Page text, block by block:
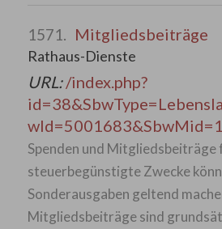
1571. Mitgliedsbeiträge
Rathaus-Dienste
URL:/index.php?
wId=5001683&SbwMid=1
Spenden und Mitgliedsbeiträge
steuerbegünstigte Zwecke
Sonderausgaben geltend
Mitgliedsbeiträge sind